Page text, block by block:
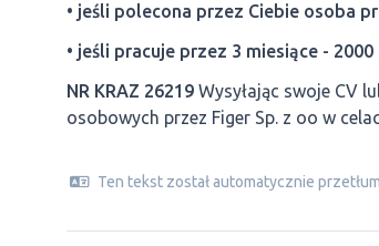
• jeśli polecona przez Ciebie osoba
• jeśli pracuje przez 3 miesiące -
NR KRAZ 26219 Wysyłając swoje CV
osobowych przez Figer Sp. z oo w
Ten tekst został automatycznie